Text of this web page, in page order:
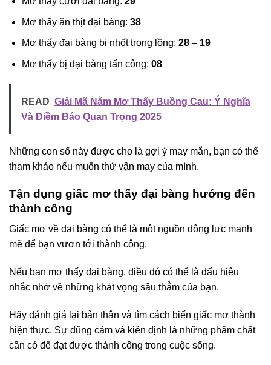
Mơ thấy ăn thịt đại bàng: 38
Mơ thấy đại bàng bị nhốt trong lồng: 28 – 19
Mơ thấy bị đại bàng tấn công: 08
READ Giải Mã Nằm Mơ Thấy Buồng Cau: Ý Nghĩa
Và Điềm Báo Quan Trọng 2025
Những con số này được cho là gợi ý may mắn, bạn có thể
tham khảo nếu muốn thử vận may của mình.
Tận dụng giấc mơ thấy đại bàng hướng đến
thành công
Giấc mơ về đại bàng có thể là một nguồn động lực mạnh
mẽ để bạn vươn tới thành công.
Nếu bạn mơ thấy đại bàng, điều đó có thể là dấu hiệu
nhắc nhở về những khát vọng sâu thẳm của bạn.
Hãy đánh giá lại bản thân và tìm cách biến giấc mơ thành
hiện thực. Sự dũng cảm và kiên định là những phẩm chất
cần có để đạt được thành công trong cuộc sống.